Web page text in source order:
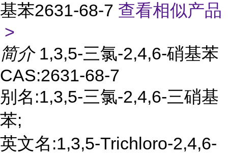
基苯2631-68-7 查看相似产品
>
简介 1,3,5-三氯-2,4,6-硝基苯
CAS:2631-68-7
别名:1,3,5-三氯-2,4,6-三硝基
苯;
英文名:1,3,5-Trichloro-2,4,6-